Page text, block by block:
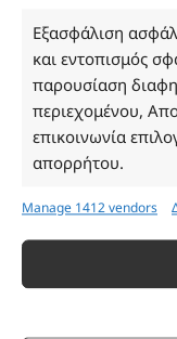
Εξασφάλιση
και εντοπισμός
παρουσίαση
περιεχομένου,
επικοινωνία
απορρήτου.
Manage 1412 vendors
Δευτέρα: 08:30–16:30
Τρίτη: 08:30–16:30
Τετάρτη: 08:30–16:30
Πέμπτη: 08:30–16:30
Παρασκευή: